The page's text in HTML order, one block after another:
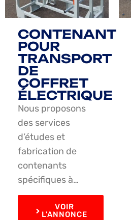
CONTENANT
POUR
TRANSPORT
DE
COFFRET
ÉLECTRIQUE
Nous proposons
des services
d’études et
fabrication de
contenants
spécifiques à…
VOIR
L'ANNONCE